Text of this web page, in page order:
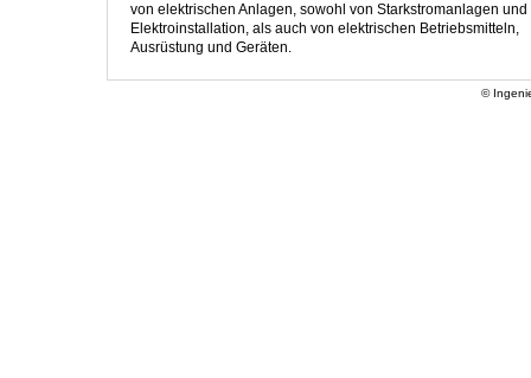
von elektrischen Anlagen, sowohl von Starkstromanlagen und
Elektroinstallation, als auch von elektrischen Betriebsmitteln,
Ausrüstung und Geräten.
©